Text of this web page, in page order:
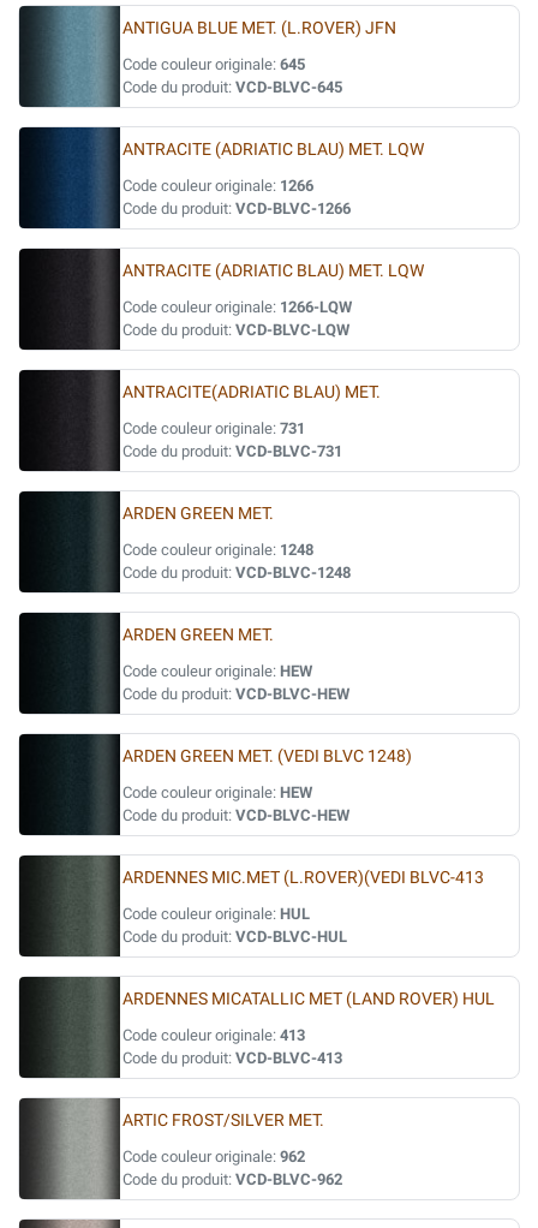
ANTIGUA BLUE MET. (L.ROVER) JFN
Code couleur originale: 645
Code du produit: VCD-BLVC-645
ANTRACITE (ADRIATIC BLAU) MET. LQW
Code couleur originale: 1266
Code du produit: VCD-BLVC-1266
ANTRACITE (ADRIATIC BLAU) MET. LQW
Code couleur originale: 1266-LQW
Code du produit: VCD-BLVC-LQW
ANTRACITE(ADRIATIC BLAU) MET.
Code couleur originale: 731
Code du produit: VCD-BLVC-731
ARDEN GREEN MET.
Code couleur originale: 1248
Code du produit: VCD-BLVC-1248
ARDEN GREEN MET.
Code couleur originale: HEW
Code du produit: VCD-BLVC-HEW
ARDEN GREEN MET. (VEDI BLVC 1248)
Code couleur originale: HEW
Code du produit: VCD-BLVC-HEW
ARDENNES MIC.MET (L.ROVER)(VEDI BLVC-413
Code couleur originale: HUL
Code du produit: VCD-BLVC-HUL
ARDENNES MICATALLIC MET (LAND ROVER) HUL
Code couleur originale: 413
Code du produit: VCD-BLVC-413
ARTIC FROST/SILVER MET.
Code couleur originale: 962
Code du produit: VCD-BLVC-962